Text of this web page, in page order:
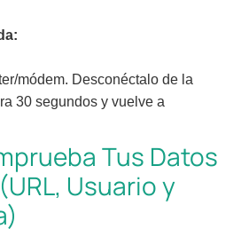
módem. Desconéctalo de la
30 segundos y vuelve a
Tus Datos
Usuario y